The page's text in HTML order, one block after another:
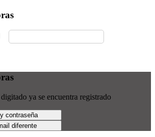
ya se encuentra registrado
y contraseña
diferente